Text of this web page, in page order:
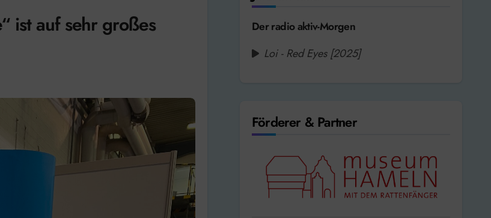
ist auf sehr großes
Der radio aktiv-Morgen
Loi - Red Eyes [2025]
Förderer & Partner